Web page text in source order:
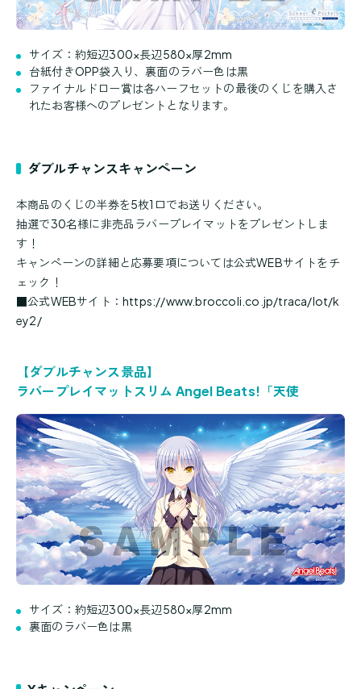
サイズ：約短辺300×長辺580×厚2mm
台紙付きOPP袋入り、裏面のラバー色は黒
ファイナルドロー賞は各ハーフセットの最後のくじを購入さ
れたお客様へのプレゼントとなります。
ダブルチャンスキャンペーン
本商品のくじの半券を5枚1口でお送りください。
抽選で30名様に非売品ラバープレイマットをプレゼントしま
す！
キャンペーンの詳細と応募要項については公式WEBサイトをチ
ェック！
■公式WEBサイト： https://www.broccoli.co.jp/traca/lot/k
ey2/
【ダブルチャンス景品】
ラバープレイマットスリム Angel Beats!「天使
サイズ：約短辺300×長辺580×厚2mm
裏面のラバー色は黒